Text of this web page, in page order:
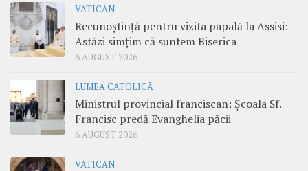
VATICAN
Recunoștință pentru vizita papală la Assisi:
Astăzi simțim că suntem Biserica
6 AUGUST 2026
LUMEA CATOLICĂ
Ministrul provincial franciscan: Școala Sf.
Francisc predă Evanghelia păcii
6 AUGUST 2026
VATICAN